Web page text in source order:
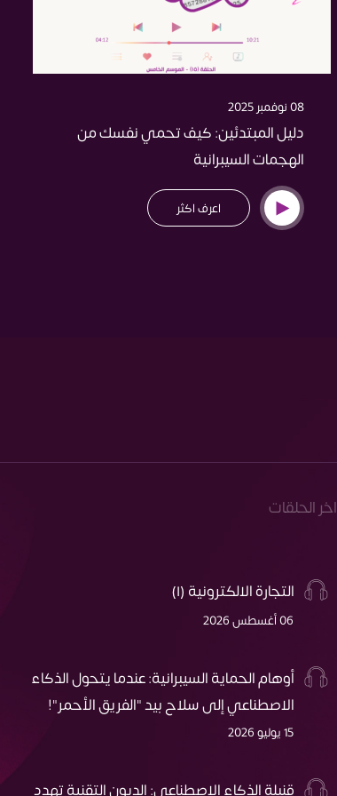
08 نوفمبر 2025
دليل المبتدئين: كيف تحمي نفسك من
الهجمات السيبرانية
اعرف اكثر
اخر الحلقات
التجارة الالكترونية (١)
06 أغسطس 2026
أوهام الحماية السيبرانية: عندما يتحول الذكاء
الاصطناعي إلى سلاح بيد "الفريق الأحمر"!
15 يوليو 2026
قنبلة الذكاء الاصطناعي: الديون التقنية تهدد